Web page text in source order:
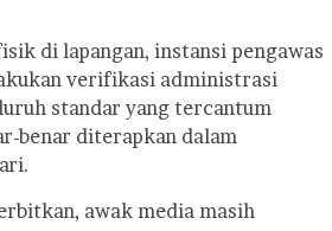
di lapangan, instansi pengawas
verifikasi administrasi
standar yang tercantum
benar diterapkan dalam
awak media masih